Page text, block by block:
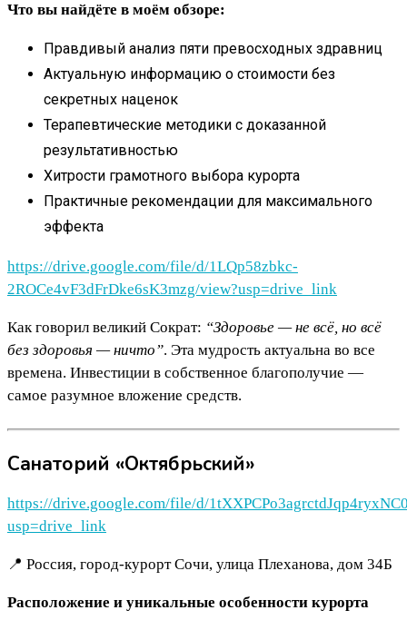
Что вы найдёте в моём обзоре:
Правдивый анализ пяти превосходных здравниц
Актуальную информацию о стоимости без
секретных наценок
Терапевтические методики с доказанной
результативностью
Хитрости грамотного выбора курорта
Практичные рекомендации для максимального
эффекта
https://drive.google.com/file/d/1LQp58zbkc-
2ROCe4vF3dFrDke6sK3mzg/view?usp=drive_link
Как говорил великий Сократ: “Здоровье — не всё, но всё
без здоровья — ничто”. Эта мудрость актуальна во все
времена. Инвестиции в собственное благополучие —
самое разумное вложение средств.
Санаторий «Октябрьский»
https://drive.google.com/file/d/
usp=drive_link
📍 Россия, город-курорт Сочи, улица Плеханова, дом 34Б
Расположение и уникальные особенности курорта